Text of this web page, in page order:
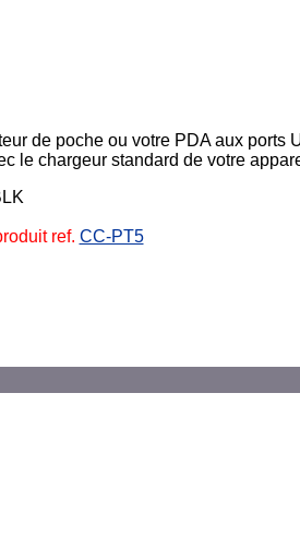
de poche ou votre PDA aux ports
le chargeur standard de votre
ref. CC-PT5